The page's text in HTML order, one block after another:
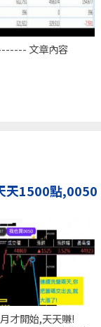
文章內容
天1500點,0050
才開始,天天賺!